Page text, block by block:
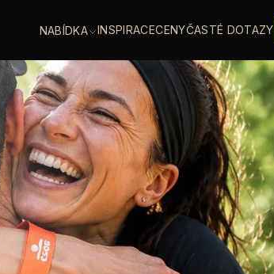
NABÍDKA INSPIRACECENYČASTÉ DOTAZY